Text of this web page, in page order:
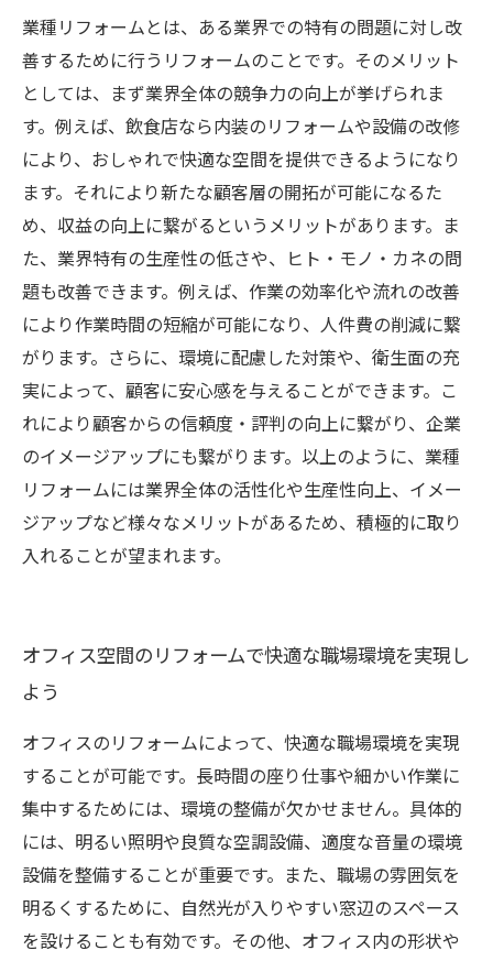
インを実現しよう
業種リフォームとは、ある業界での特有の問題に対し改
善するために行うリフォームのことです。そのメリット
としては、まず業界全体の競争力の向上が挙げられま
す。例えば、飲食店なら内装のリフォームや設備の改修
により、おしゃれで快適な空間を提供できるようになり
ます。それにより新たな顧客層の開拓が可能になるた
め、収益の向上に繋がるというメリットがあります。ま
た、業界特有の生産性の低さや、ヒト・モノ・カネの問
題も改善できます。例えば、作業の効率化や流れの改善
により作業時間の短縮が可能になり、人件費の削減に繋
がります。さらに、環境に配慮した対策や、衛生面の充
実によって、顧客に安心感を与えることができます。こ
れにより顧客からの信頼度・評判の向上に繋がり、企業
のイメージアップにも繋がります。以上のように、業種
リフォームには業界全体の活性化や生産性向上、イメー
ジアップなど様々なメリットがあるため、積極的に取り
入れることが望まれます。
オフィス空間のリフォームで快適な職場環境を実現し
よう
オフィスのリフォームによって、快適な職場環境を実現
することが可能です。長時間の座り仕事や細かい作業に
集中するためには、環境の整備が欠かせません。具体的
には、明るい照明や良質な空調設備、適度な音量の環境
設備を整備することが重要です。また、職場の雰囲気を
明るくするために、自然光が入りやすい窓辺のスペース
を設けることも有効です。その他、オフィス内の形状や